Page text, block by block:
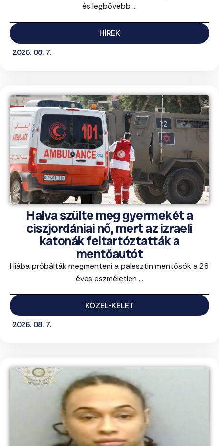
és legbővebb ...
HÍREK
2026. 08. 7.
Halva szülte meg gyermekét a
ciszjordániai nő, mert az izraeli
katonák feltartóztatták a
mentőautót
Hiába próbálták megmenteni a palesztin mentősök a 28
éves eszméletlen ...
KÖZEL-KELET
2026. 08. 7.